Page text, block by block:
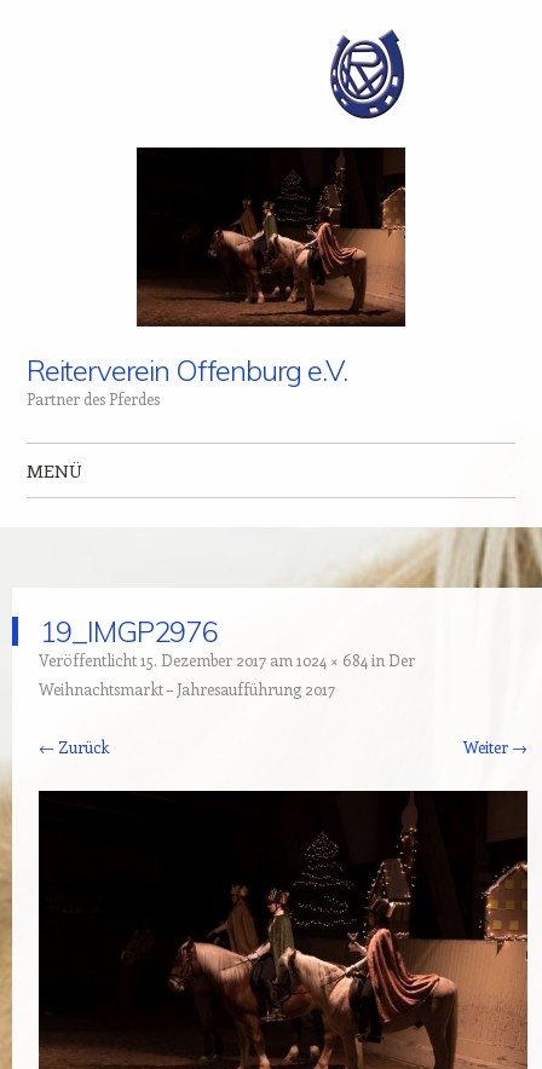
Reiterverein Offenburg e.V.
Partner des Pferdes
MENÜ
19_IMGP2976
Veröffentlicht15. Dezember 2017am 1024 × 684 in Der
Weihnachtsmarkt – Jahresaufführung 2017
← Zurück Weiter →